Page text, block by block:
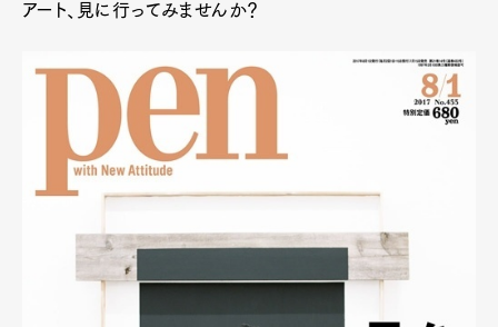
アート、見に行ってみませんか？